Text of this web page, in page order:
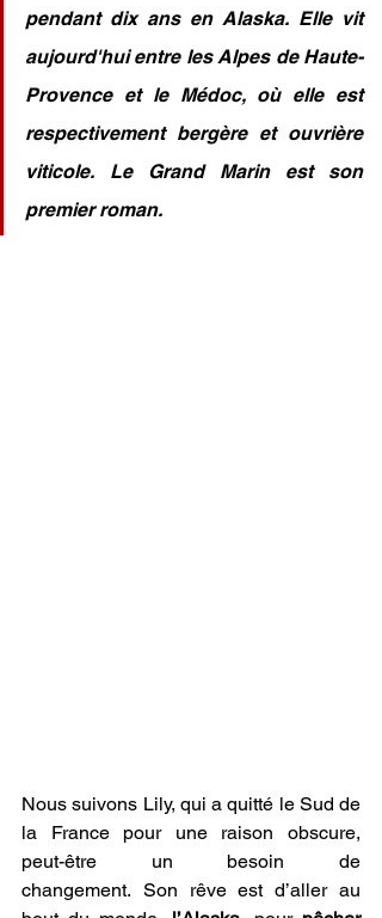
pendant dix ans en Alaska. Elle vit
aujourd'hui entre les Alpes de Haute-
Provence et le Médoc, où elle est
respectivement bergère et ouvrière
viticole. Le Grand Marin est son
premier roman.
Nous suivons Lily, qui a quitté le Sud de
la France pour une raison obscure,
peut-être un besoin de
changement. Son rêve est d’aller au